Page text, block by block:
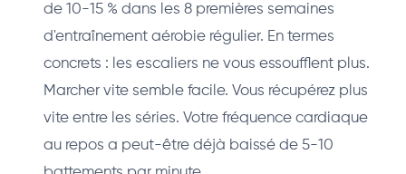
de 10-15 % dans les 8 premières semaines
d'entraînement aérobie régulier. En termes
concrets : les escaliers ne vous essoufflent plus.
Marcher vite semble facile. Vous récupérez plus
vite entre les séries. Votre fréquence cardiaque
au repos a peut-être déjà baissé de 5-10